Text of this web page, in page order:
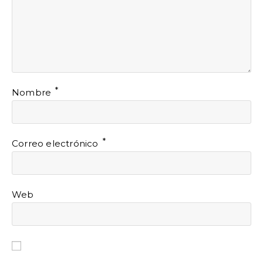
Nombre *
Correo electrónico *
Web